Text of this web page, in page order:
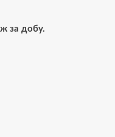
за добу.